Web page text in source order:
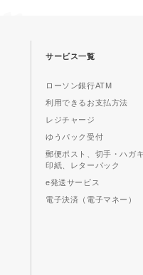
サービス一覧
ローソン銀行ATM
利用できるお支払方法
レジチャージ
ゆうパック受付
郵便ポスト、切手・ハガ
印紙、レターパック
e発送サービス
電子決済（電子マネー）